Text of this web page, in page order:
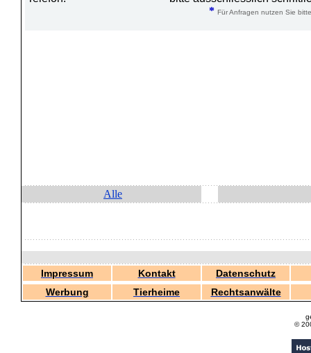
* Für Anfragen nutzen Sie
Alle
Impressum Kontakt
Datenschutz
Werbung
Tierheime Rechtsanwälte
©